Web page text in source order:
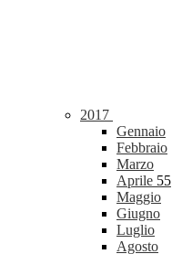
2017
Gennaio
Febbraio
Marzo
Aprile 55
Maggio
Giugno
Luglio
Agosto